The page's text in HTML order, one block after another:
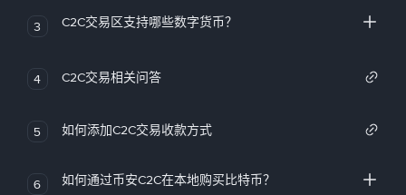
3 C2C交易区支持哪些数字货币？
4 C2C交易相关问答
5 如何添加C2C交易收款方式
6 如何通过币安C2C在本地购买比特币？